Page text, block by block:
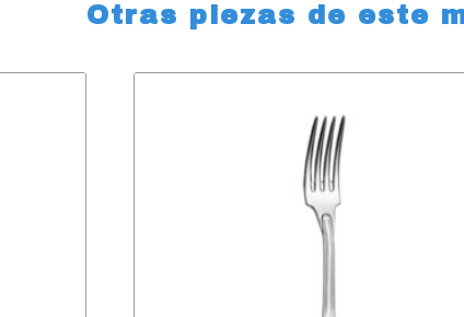
Otras piezas de este